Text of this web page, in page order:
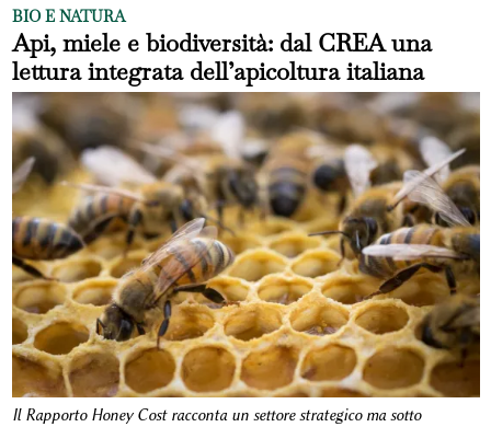
BIO E NATURA
Api, miele e biodiversità: dal CREA una
lettura integrata dell’apicoltura italiana
Il Rapporto Honey Cost racconta un settore strategico ma sotto